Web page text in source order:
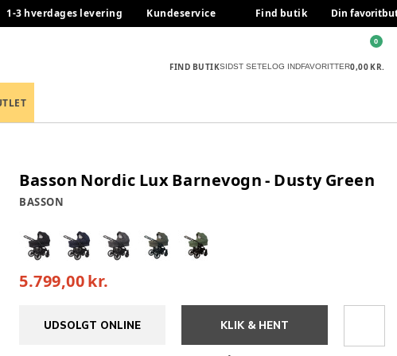
1-3 hverdages levering Kundeservice Find butik Din
FIND BUTIKSIDST SETELOG INDFAVORITTER0,00 KR.
0
Basson Nordic Lux Barnevogn - Dusty Green
BASSON
5.799,00 kr.
UDSOLGT ONLINE KLIK & HENT